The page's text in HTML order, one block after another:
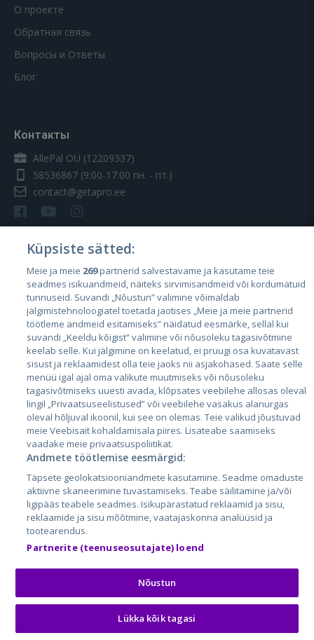
О проекте
Обратная связь
Вопросы и Ответы
Блог
Контакты
AllePal OÜ (12209337)
58536867 (9:00-17:00 пн. - пт.)
contact@getapro.ee
Страны
Эстония
Латвия
Литва
City24.lv
City24.ee
GetaPro.lv
GetaPro.ee
Autoplius.lt
Aruodas.lt
CVbankas.lt
Kainos.lt
Paslaugos.lt
auto24.ee
Osta.ee
KuldneBörs.ee
Küpsiste sätted:
Meie ja meie 269partnerid salvestavame ja kasutame teie
seadmes isikuandmeid, näiteks sirvimisandmeid või kordumatuid
tunnuseid. Suvandi „Nõustun” valimine võimaldab
jälgimistehnoloogiatel toetada jaotises „Meie ja meie partnerid
töötleme andmeid esitamiseks” näidatud eesmärke, sellal kui
suvandi „Keeldu kõigist” valimine või nõusoleku tagasivõtmine
keelab selle. Kui jälgimine on keelatud, ei pruugi osa kuvatavast
sisust ja reklaamidest olla teie jaoks nii asjakohased. Saate selle
menüü igal ajal oma valikute muutmiseks või nõusoleku
tagasivõtmiseks uuesti avada, klõpsates veebilehe allosas oleval
lingil „Privaatsuseelistused” või veebilehe vasakus alanurgas
oleval hõljuval ikoonil, kui see on olemas. Teie valikud jõustuvad
meie Veebisait kohaldamisala piires. Lisateabe saamiseks
vaadake meie privaatsuspoliitikat.
Andmete töötlemise eesmärgid:
Täpsete geolokatsiooniandmete kasutamine. Seadme omaduste
aktiivne skaneerimine tuvastamiseks. Teabe säilitamine ja/või
ligipääs teabele seadmes. Isikupärastatud reklaamid ja sisu,
reklaamide ja sisu mõõtmine, vaatajaskonna analüüsid ja
tootearendus.
Partnerite (teenuseosutajate) loend
Nõustun
Lükka kõik tagasi